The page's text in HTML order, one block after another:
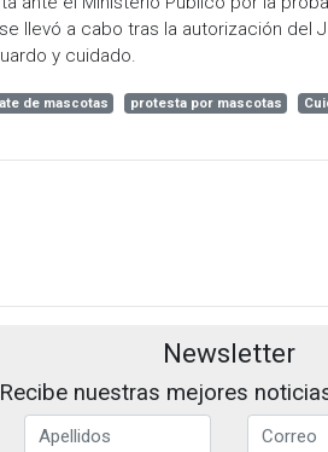
llevó a cabo tras la autorización del
y cuidado.
de mascotas protesta por mascotas
Newsletter
nuestras mejores